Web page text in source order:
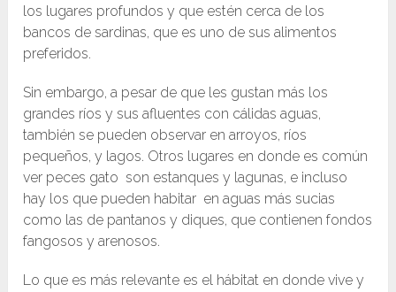
los lugares profundos y que estén cerca de los
bancos de sardinas, que es uno de sus alimentos
preferidos.
Sin embargo, a pesar de que les gustan más los
grandes ríos y sus afluentes con cálidas aguas,
también se pueden observar en arroyos, ríos
pequeños, y lagos. Otros lugares en donde es común
ver peces gato son estanques y lagunas, e incluso
hay los que pueden habitar en aguas más sucias
como las de pantanos y diques, que contienen fondos
fangosos y arenosos.
Lo que es más relevante es el hábitat en donde vive y